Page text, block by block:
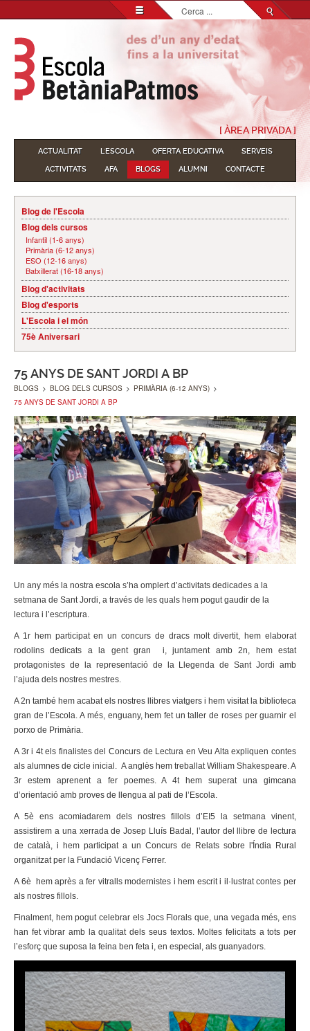
Cerca
...
[ ÀREA PRIVADA ]
ACTUALITAT L'ESCOLA OFERTA EDUCATIVA
SERVEIS
ACTIVITATS
AFA BLOGS ALUMNI CONTACTE
Blog de l'Escola
Blog dels cursos
Infantil (1-6 anys)
Primària (6-12 anys)
ESO (12-16 anys)
Batxillerat (16-18 anys)
Blog d'activitats
Blog d'esports
L'Escola i el món
75è Aniversari
75 ANYS DE SANT JORDI A BP
BLOGS > BLOG DELS CURSOS > PRIMÀRIA (6-12 ANYS) >
75 ANYS DE SANT JORDI A BP
Un any més la nostra escola s’ha omplert d’activitats dedicades a la
setmana de Sant Jordi, a través de les quals hem pogut gaudir de la
lectura i l’escriptura.
A 1r hem participat en un concurs de dracs molt divertit, hem elaborat
rodolins dedicats a la gent gran i, juntament amb 2n, hem estat
protagonistes de la representació de la Llegenda de Sant Jordi amb
l’ajuda dels nostres mestres.
A 2n també hem acabat els nostres llibres viatgers i hem visitat la biblioteca
gran de l’Escola. A més, enguany, hem fet un taller de roses per guarnir el
porxo de Primària.
A 3r i 4t els finalistes del Concurs de Lectura en Veu Alta expliquen contes
als alumnes de cicle inicial. A anglès hem treballat William Shakespeare. A
3r estem aprenent a fer poemes. A 4t hem superat una gimcana
d’orientació amb proves de llengua al pati de l’Escola.
A 5è ens acomiadarem dels nostres fillols d’EI5 la setmana vinent,
assistirem a una xerrada de Josep Lluís Badal, l’autor del llibre de lectura
de català, i hem participat a un Concurs de Relats sobre l'Índia Rural
organitzat per la Fundació Vicenç Ferrer.
A 6è hem après a fer vitralls modernistes i hem escrit i il·lustrat contes per
als nostres fillols.
Finalment, hem pogut celebrar els Jocs Florals que, una vegada més, ens
han fet vibrar amb la qualitat dels seus textos. Moltes felicitats a tots per
l’esforç que suposa la feina ben feta i, en especial, als guanyadors.